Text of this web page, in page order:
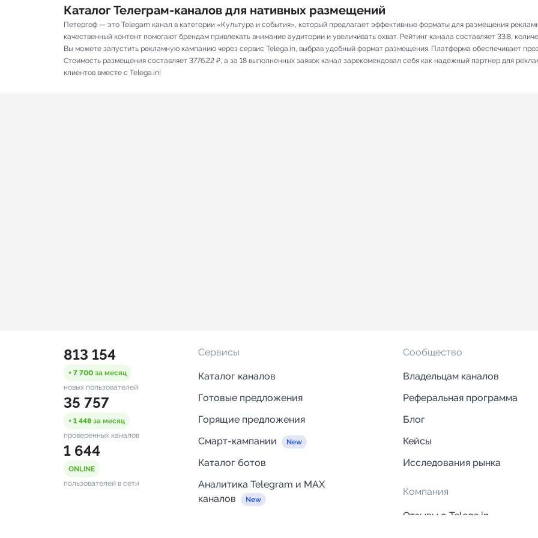
Каталог Телеграм-каналов для нативных размещений
Петергоф — это Telegam канал в категории «Культура и события», который предлагает эффективные форматы для размещения
качественный контент помогают брендам привлекать внимание аудитории и увеличивать охват. Рейтинг канала составляет 33.8,
Вы можете запустить рекламную кампанию через сервис Telega.in, выбрав удобный формат размещения. Платформа обеспечивает
Стоимость размещения составляет 3776.22 ₽, а за 18 выполненных заявок канал зарекомендовал себя как надежный партнер для
клиентов вместе с Telega.in!
813 154
+ 7 700 за месяц
новых пользователей
35 757
+ 1 448 за месяц
проверенных каналов
1 644
ONLINE
пользователей в сети
Сервисы
Каталог каналов
Готовые предложения
Горящие предложения
Смарт-кампании
Каталог ботов
Аналитика Telegram и MAX
каналов
Сообщество
Владельцам каналов
Реферальная программа
Блог
Кейсы
Исследования рынка
Компания
Отзывы о Telega.in